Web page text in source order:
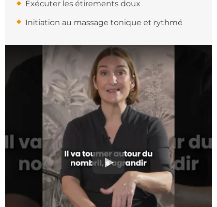
​ Exécuter les étirements doux
​ Initiation au massage tonique et rythmé